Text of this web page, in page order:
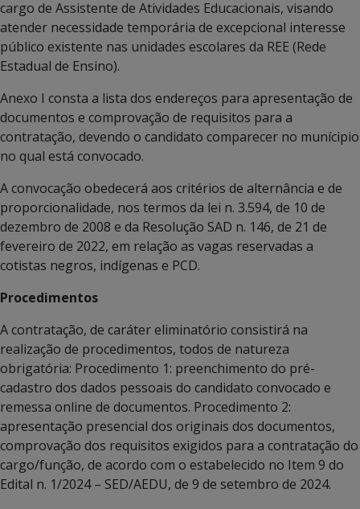
cargo de Assistente de Atividades Educacionais, visando
atender necessidade temporária de excepcional interesse
público existente nas unidades escolares da REE (Rede
Estadual de Ensino).
Anexo I consta a lista dos endereços para apresentação de
documentos e comprovação de requisitos para a
contratação, devendo o candidato comparecer no munícipio
no qual está convocado.
A convocação obedecerá aos critérios de alternância e de
proporcionalidade, nos termos da lei n. 3.594, de 10 de
dezembro de 2008 e da Resolução SAD n. 146, de 21 de
fevereiro de 2022, em relação as vagas reservadas a
cotistas negros, indígenas e PCD.
Procedimentos
A contratação, de caráter eliminatório consistirá na
realização de procedimentos, todos de natureza
obrigatória: Procedimento 1: preenchimento do pré-
cadastro dos dados pessoais do candidato convocado e
remessa online de documentos. Procedimento 2:
apresentação presencial dos originais dos documentos,
comprovação dos requisitos exigidos para a contratação do
cargo/função, de acordo com o estabelecido no Item 9 do
Edital n. 1/2024 – SED/AEDU, de 9 de setembro de 2024.